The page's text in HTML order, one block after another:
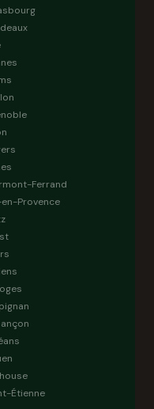
Ferrand
Provence
Étienne